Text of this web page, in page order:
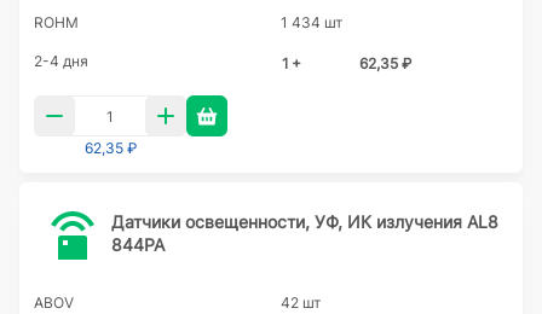
ROHM 1 434 шт
2-4 дня 1 + 62,35 ₽
62,35 ₽
Датчики освещенности, УФ, ИК излучения AL8
844PA
ABOV 42 шт